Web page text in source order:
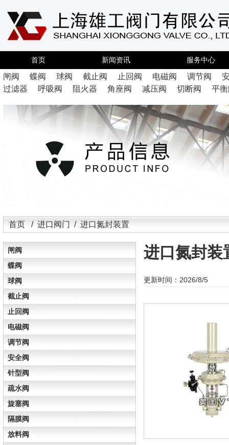
首页 新闻资讯 服务中心
闸阀 蝶阀 球阀 截止阀 止回阀 电磁阀 调节阀
过滤器
呼吸阀 阻火器 角座阀 减压阀 切断阀 平
首页 / 进口阀门 / 进口氮封装置
闸阀
蝶阀
球阀
截止阀
止回阀
电磁阀
调节阀
安全阀
针型阀
疏水阀
旋塞阀
隔膜阀
放料阀
进口氮封装
更新时间：2026/8/5